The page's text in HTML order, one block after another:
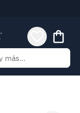
shopping_bag